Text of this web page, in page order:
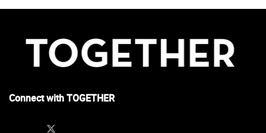
Connect with TOGETHER